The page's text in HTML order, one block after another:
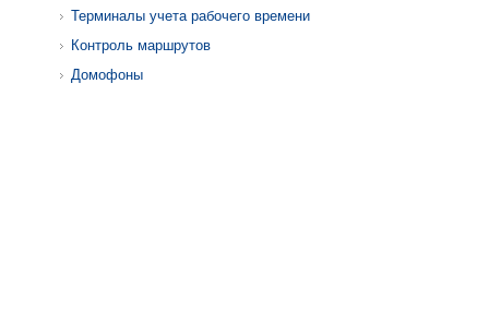
Терминалы учета рабочего времени
Контроль маршрутов
Домофоны